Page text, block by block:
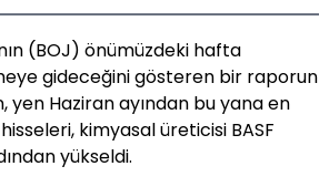
(BOJ) önümüzdeki hafta
gideceğini gösteren bir raporun
yen Haziran ayından bu yana en
kimyasal üreticisi BASF
yükseldi.